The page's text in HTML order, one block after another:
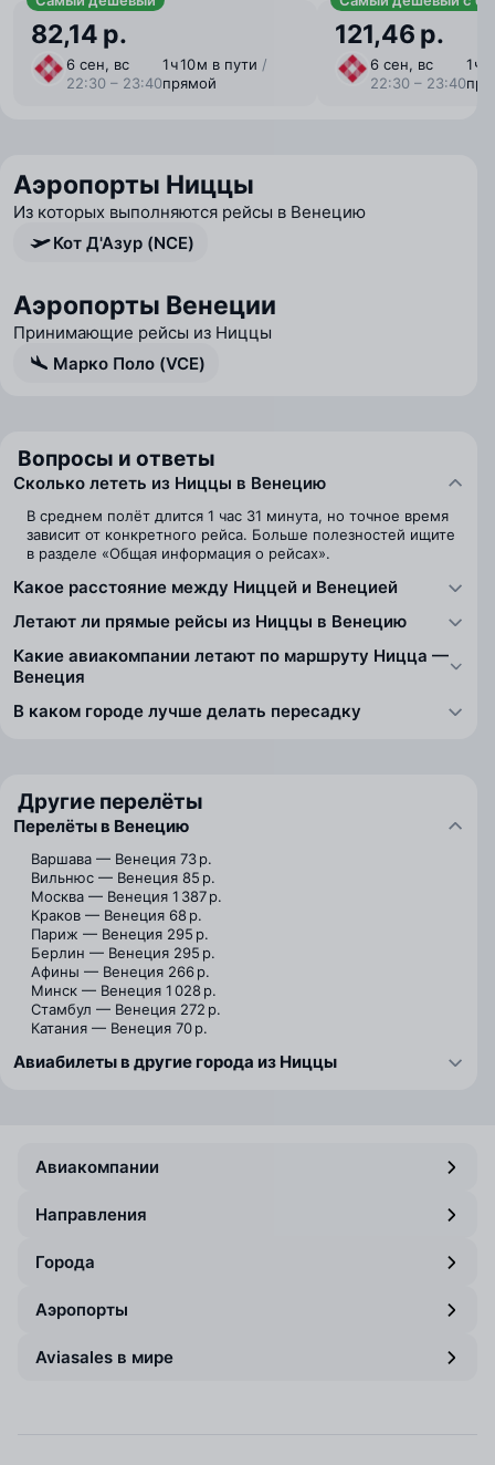
82,14 р.
6 сен, вс
22:30 – 23:40
1 ⁠ч 10 ⁠м в пути /
прямой
121,46 р.
6 сен, вс
22:30 – 23:40
1 ⁠ч
Аэропорты Ниццы
Из которых выполняются рейсы в Венецию
Кот Д'Азур (NCE)
Аэропорты Венеции
Принимающие рейсы из Ниццы
Марко Поло (VCE)
Вопросы и ответы
Сколько лететь из Ниццы в Венецию
В среднем полёт длится 1 час 31 минута, но точное время
зависит от конкретного рейса. Больше полезностей ищите
в разделе «Общая информация о рейсах».
Какое расстояние между Ниццей и Венецией
Летают ли прямые рейсы из Ниццы в Венецию
Какие авиакомпании летают по маршруту Ницца —
Венеция
В каком городе лучше делать пересадку
Другие перелёты
Перелёты в Венецию
Варшава — Венеция 73 р.
Вильнюс — Венеция 85 р.
Москва — Венеция 1 387 р.
Краков — Венеция 68 р.
Париж — Венеция 295 р.
Берлин — Венеция 295 р.
Афины — Венеция 266 р.
Минск — Венеция 1 028 р.
Стамбул — Венеция 272 р.
Катания — Венеция 70 р.
Авиабилеты в другие города из Ниццы
Авиакомпании
Направления
Города
Аэропорты
Aviasales в мире